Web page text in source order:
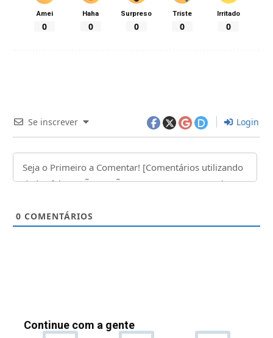
Amei
0
Haha
0
Surpreso
0
Triste
0
Irritado
0
Se inscrever Login
0 COMENTÁRIOS
Continue com a gente